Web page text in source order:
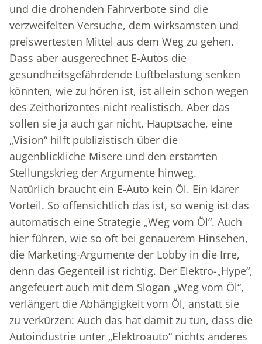
und die drohenden Fahrverbote sind die
verzweifelten Versuche, dem wirksamsten und
preiswertesten Mittel aus dem Weg zu gehen.
Dass aber ausgerechnet E-Autos die
gesundheitsgefährdende Luftbelastung senken
könnten, wie zu hören ist, ist allein schon wegen
des Zeithorizontes nicht realistisch. Aber das
sollen sie ja auch gar nicht, Hauptsache, eine
„Vision“ hilft publizistisch über die
augenblickliche Misere und den erstarrten
Stellungskrieg der Argumente hinweg.
Natürlich braucht ein E-Auto kein Öl. Ein klarer
Vorteil. So offensichtlich das ist, so wenig ist das
automatisch eine Strategie „Weg vom Öl“. Auch
hier führen, wie so oft bei genauerem Hinsehen,
die Marketing-Argumente der Lobby in die Irre,
denn das Gegenteil ist richtig. Der Elektro-„Hype“,
angefeuert auch mit dem Slogan „Weg vom Öl“,
verlängert die Abhängigkeit vom Öl, anstatt sie
zu verkürzen: Auch das hat damit zu tun, dass die
Autoindustrie unter „Elektroauto“ nichts anderes